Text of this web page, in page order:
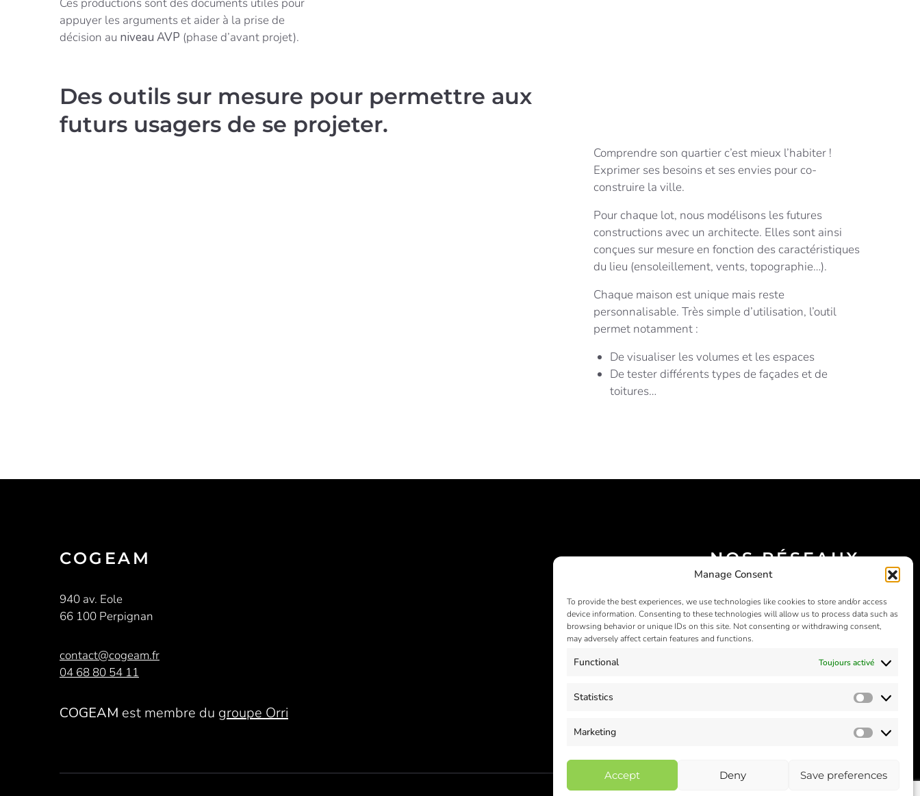
Manage Consent
To provide the best experiences, we use technologies like cookies to store and/or access
device information. Consenting to these technologies will allow us to process data such as
browsing behavior or unique IDs on this site. Not consenting or withdrawing consent,
may adversely affect certain features and functions.
Functional Toujours activé
Statistics Statistics
Marketing
Accept Deny Save preferences
appuyer les arguments et aider à la prise de
décision au niveau AVP (phase d’avant projet).
Des outils sur mesure pour permettre aux
futurs usagers de se projeter.
Comprendre son quartier c’est mieux l’habiter !
Exprimer ses besoins et ses envies pour co-
construire la ville.
Pour chaque lot, nous modélisons les futures
constructions avec un architecte. Elles sont ainsi
conçues sur mesure en fonction des caractéristiques
du lieu (ensoleillement, vents, topographie…).
Chaque maison est unique mais reste
personnalisable. Très simple d’utilisation, l’outil
permet notamment :
De visualiser les volumes et les espaces
De tester différents types de façades et de
toitures…
COGEAM
940 av. Eole
66 100 Perpignan
contact@cogeam.fr
04 68 80 54 11
COGEAM est membre du groupe Orri
NOS RÉSEAUX
SOCIAUX